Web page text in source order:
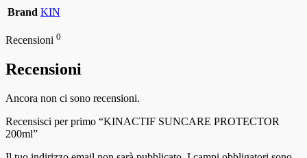
Brand KIN
Recensioni 0
Recensioni
Ancora non ci sono recensioni.
Recensisci per primo “KINACTIF SUNCARE PROTECTOR
200ml”